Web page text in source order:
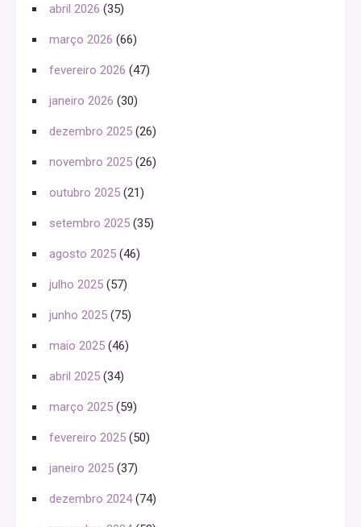
abril 2026 (35)
março 2026 (66)
fevereiro 2026 (47)
janeiro 2026 (30)
dezembro 2025 (26)
novembro 2025 (26)
outubro 2025 (21)
setembro 2025 (35)
agosto 2025 (46)
julho 2025 (57)
junho 2025 (75)
maio 2025 (46)
abril 2025 (34)
março 2025 (59)
fevereiro 2025 (50)
janeiro 2025 (37)
dezembro 2024(74)